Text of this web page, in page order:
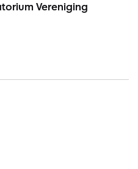
Vereniging